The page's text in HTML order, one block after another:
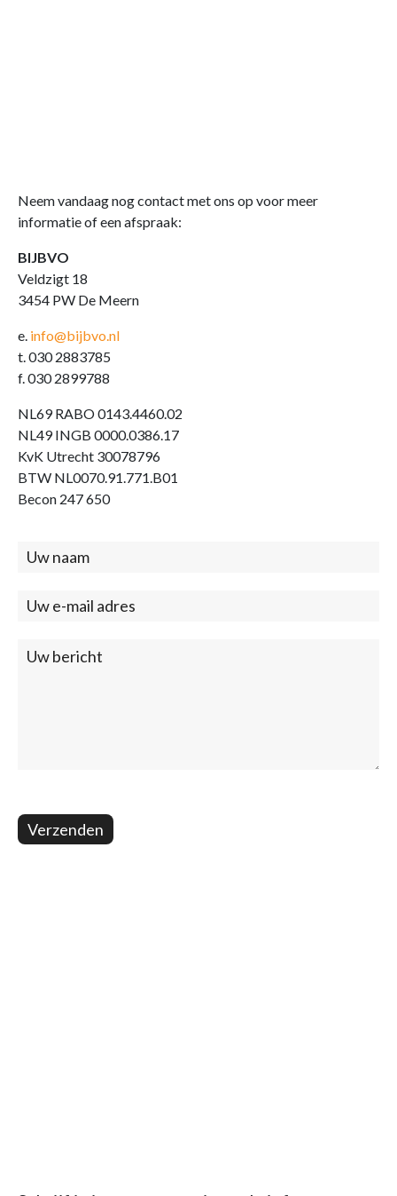
Neem vandaag nog contact met ons op voor meer
informatie of een afspraak:
BIJBVO
Veldzigt 18
3454 PW De Meern
e. info@bijbvo.nl
t. 030 2883785
f. 030 2899788
NL69 RABO 0143.4460.02
NL49 INGB 0000.0386.17
KvK Utrecht 30078796
BTW NL0070.91.771.B01
Becon 247 650
Contact
Verzenden